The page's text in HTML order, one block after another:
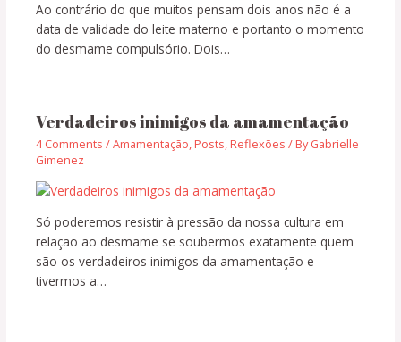
Ao contrário do que muitos pensam dois anos não é a
data de validade do leite materno e portanto o momento
do desmame compulsório. Dois…
Verdadeiros inimigos da amamentação
4 Comments /Amamentação Posts Reflexões / ByGabrielle
Gimenez
Só poderemos resistir à pressão da nossa cultura em
relação ao desmame se soubermos exatamente quem
são os verdadeiros inimigos da amamentação e
tivermos a…